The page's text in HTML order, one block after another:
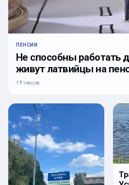
ПЕНСИИ
Не способны работать
живут латвийцы на
19 часов